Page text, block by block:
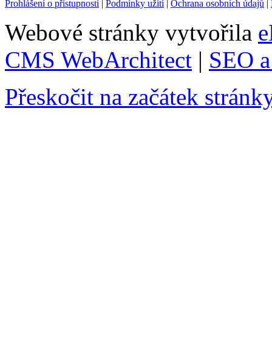
Prohlášení o přístupnosti | Podmínky užití| Ochrana osobních údajů |
Webové stránky vytvořila
CMS WebArchitect | SEO
Přeskočit na začátek